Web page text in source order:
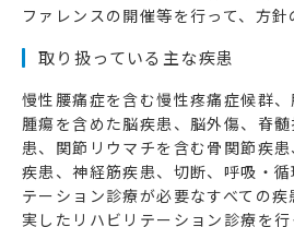
ファレンスの開催等を行って、方針
取り扱っている主な疾患
慢性腰痛症を含む慢性疼痛症候群
腫瘍を含めた脳疾患、脳外傷、脊
患、関節リウマチを含む骨関節疾
疾患、神経筋疾患、切断、呼吸・
テーション診療が必要なすべての
実したリハビリテーション診療を行